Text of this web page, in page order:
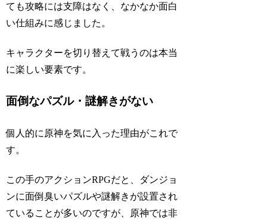
ても攻略には支障はなく、なかなか面白
い仕組みに感じました。
キャラクターを切り替えて戦うのは本当
に楽しい要素です。
面倒なパズル・謎解きがない
個人的に原神を気に入った理由がこれで
す。
この手のアクションRPGだと、ダンジョ
ンに面倒臭いパズルや謎解きが設置され
ていることが多いのですが、原神では非